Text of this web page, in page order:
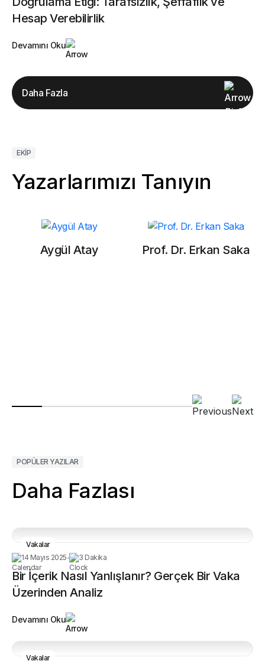
Hesap Verebilirlik
Devamını Oku
Daha Fazla
EKIP
Yazarlarımızı Tanıyın
Aygül Atay Prof. Dr. Erkan Saka
POPÜLER YAZILAR
Daha Fazlası
Vakalar
14 Mayıs 2025 • 3 Dakika
Bir İçerik Nasıl Yanlışlanır? Gerçek Bir Vaka
Üzerinden Analiz
Devamını Oku
Vakalar